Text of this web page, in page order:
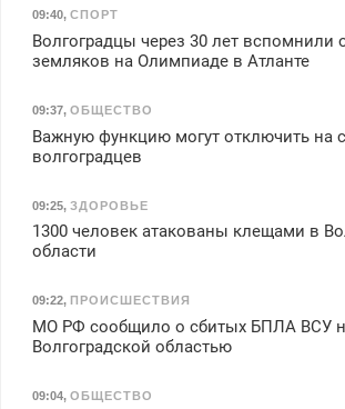
09:40, СПОРТ
Волгоградцы через 30 лет вспомнили
земляков на Олимпиаде в Атланте
09:37, ОБЩЕСТВО
Важную функцию могут отключить на
волгоградцев
09:25, ЗДОРОВЬЕ
1300 человек атакованы клещами в
области
09:22, ПРОИСШЕСТВИЯ
МО РФ сообщило о сбитых БПЛА ВСУ
Волгоградской областью
09:04, ОБЩЕСТВО